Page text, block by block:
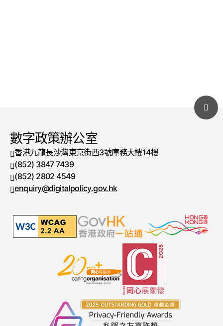
數字政策辦公室
香港九龍長沙灣東京街西3號庫務大樓14樓
電話號碼
(852) 3847 7439
傳真號碼
(852) 2802 4549
enquiry@digitalpolicy.gov.hk